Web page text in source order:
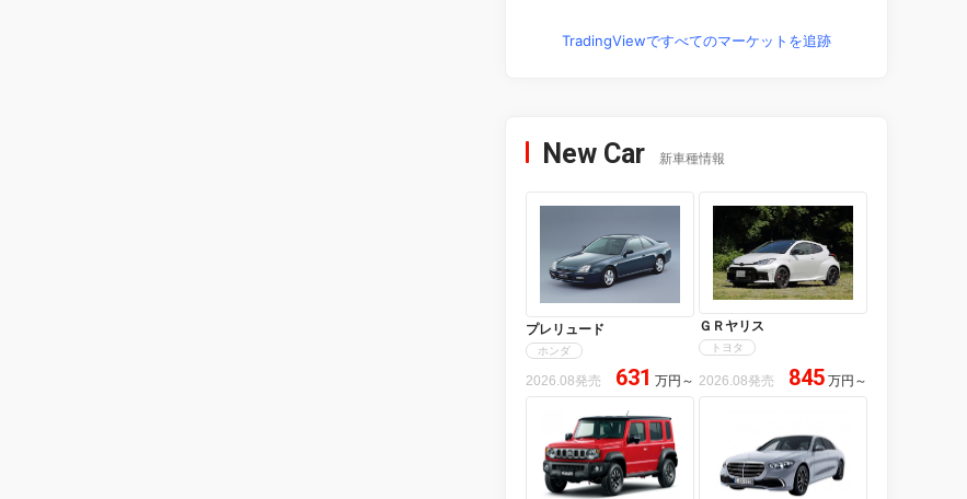
TradingViewですべてのマーケットを追跡
New Car 新車種情報
プレリュード
ホンダ
2026.08発売 631 万円 ～
ＧＲヤリス
トヨタ
2026.08発売 845 万円 ～